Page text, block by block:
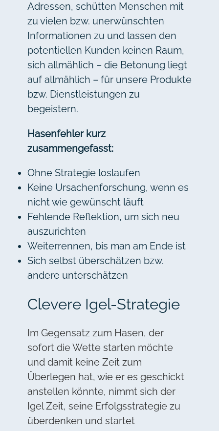
Adressen, schütten Menschen mit
zu vielen bzw. unerwünschten
Informationen zu und lassen den
potentiellen Kunden keinen Raum,
sich allmählich – die Betonung liegt
auf allmählich – für unsere Produkte
bzw. Dienstleistungen zu
begeistern.
Hasenfehler kurz
zusammengefasst:
Ohne Strategie loslaufen
Keine Ursachenforschung, wenn es
nicht wie gewünscht läuft
Fehlende Reflektion, um sich neu
auszurichten
Weiterrennen, bis man am Ende ist
Sich selbst überschätzen bzw.
andere unterschätzen
Clevere Igel-Strategie
Im Gegensatz zum Hasen, der
sofort die Wette starten möchte
und damit keine Zeit zum
Überlegen hat, wie er es geschickt
anstellen könnte, nimmt sich der
Igel Zeit, seine Erfolgsstrategie zu
überdenken und startet